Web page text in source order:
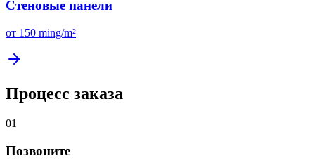
Стеновые панели
от 150 ming/m²
Процесс заказа
01
Позвоните